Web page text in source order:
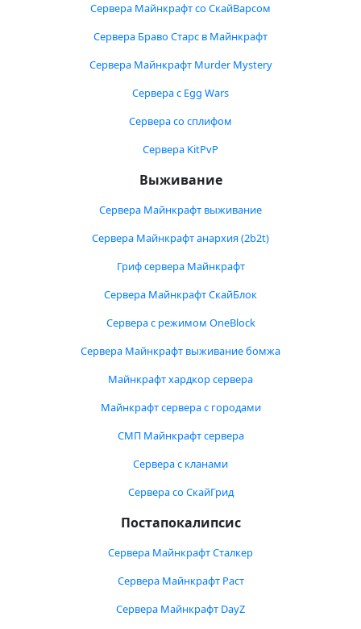
Сервера Майнкрафт со СкайВарсом
Сервера Браво Старс в Майнкрафт
Сервера Майнкрафт Murder Mystery
Сервера с Egg Wars
Сервера со сплифом
Сервера KitPvP
Выживание
Сервера Майнкрафт выживание
Сервера Майнкрафт анархия (2b2t)
Гриф сервера Майнкрафт
Сервера Майнкрафт СкайБлок
Сервера с режимом OneBlock
Сервера Майнкрафт выживание бомжа
Майнкрафт хардкор сервера
Майнкрафт сервера с городами
СМП Майнкрафт сервера
Сервера с кланами
Сервера со СкайГрид
Постапокалипсис
Сервера Майнкрафт Сталкер
Сервера Майнкрафт Раст
Сервера Майнкрафт DayZ